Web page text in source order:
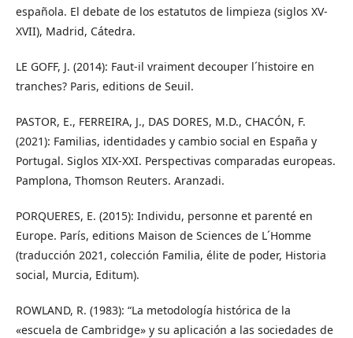
española. El debate de los estatutos de limpieza (siglos XV-
XVII), Madrid, Cátedra.
LE GOFF, J. (2014): Faut-il vraiment decouper l´histoire en
tranches? Paris, editions de Seuil.
PASTOR, E., FERREIRA, J., DAS DORES, M.D., CHACÓN, F.
(2021): Familias, identidades y cambio social en España y
Portugal. Siglos XIX-XXI. Perspectivas comparadas europeas.
Pamplona, Thomson Reuters. Aranzadi.
PORQUERES, E. (2015): Individu, personne et parenté en
Europe. París, editions Maison de Sciences de L´Homme
(traducción 2021, colección Familia, élite de poder, Historia
social, Murcia, Editum).
ROWLAND, R. (1983): “La metodología histórica de la
«escuela de Cambridge» y su aplicación a las sociedades de